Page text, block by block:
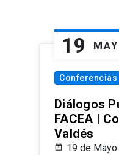
19 MAY
Conferencias
Diálogos
FACEA |
Valdés
19 de